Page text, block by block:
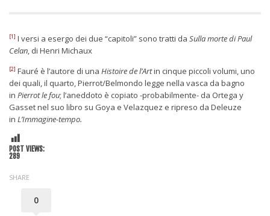
[1] I versi a esergo dei due “capitoli” sono tratti da Sulla morte di Paul
Celan, di Henri Michaux
[2] Fauré è l’autore di una Histoire de l’Artin cinque piccoli volumi, uno
dei quali, il quarto, Pierrot/Belmondo legge nella vasca da bagno
in Pierrot le fou; l’aneddoto è copiato -probabilmente- da Ortega y
Gasset nel suo libro su Goya e Velazquez e ripreso da Deleuze
in L’Immagine-tempo.
POST VIEWS:
289
SHARE
0